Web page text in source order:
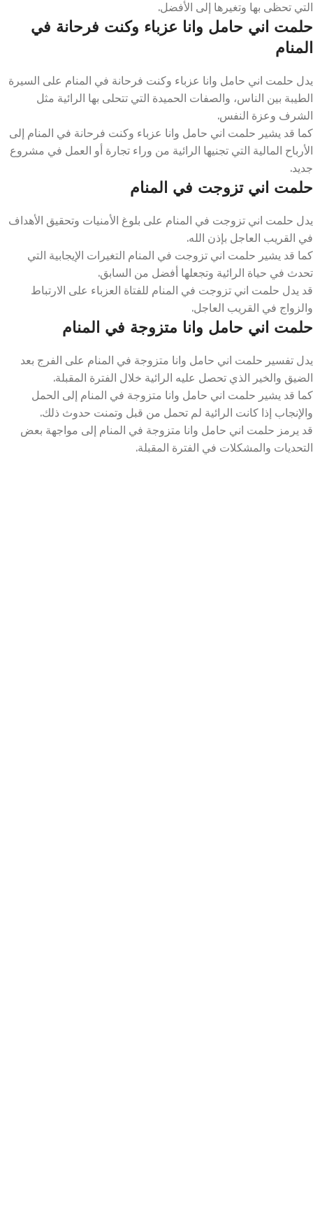
التي تحظى بها وتغيرها إلى الأفضل.
حلمت اني حامل وانا عزباء وكنت فرحانة في
المنام
يدل حلمت اني حامل وانا عزباء وكنت فرحانة في المنام على السيرة
الطيبة بين الناس، والصفات الحميدة التي تتحلى بها الرائية مثل
الشرف وعزة النفس.
كما قد يشير حلمت اني حامل وانا عزباء وكنت فرحانة في المنام إلى
الأرباح المالية التي تجنيها الرائية من وراء تجارة أو العمل في مشروع
جديد.
حلمت اني تزوجت في المنام
يدل حلمت اني تزوجت في المنام على بلوغ الأمنيات وتحقيق الأهداف
في القريب العاجل بإذن الله.
كما قد يشير حلمت اني تزوجت في المنام التغيرات الإيجابية التي
تحدث في حياة الرائية وتجعلها أفضل من السابق.
قد يدل حلمت اني تزوجت في المنام للفتاة العزباء على الارتباط
والزواج في القريب العاجل.
حلمت اني حامل وانا متزوجة في المنام
يدل تفسير حلمت اني حامل وانا متزوجة في المنام على الفرج بعد
الضيق والخير الذي تحصل عليه الرائية خلال الفترة المقبلة.
كما قد يشير حلمت اني حامل وانا متزوجة في المنام إلى الحمل
والإنجاب إذا كانت الرائية لم تحمل من قبل وتمنت حدوث ذلك.
قد يرمز حلمت اني حامل وانا متزوجة في المنام إلى مواجهة بعض
التحديات والمشكلات في الفترة المقبلة.